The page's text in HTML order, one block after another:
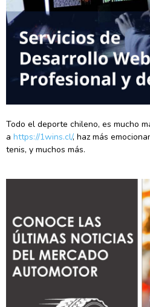
Todo el deporte chileno, es mucho
a https://1wins.cl/, haz más
tenis, y muchos más.